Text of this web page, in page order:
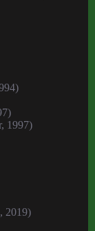
1997)
2019)